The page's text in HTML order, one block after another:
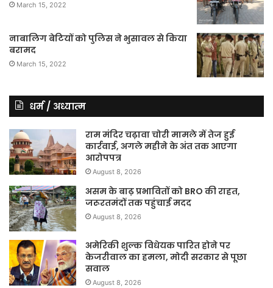
March 15, 2022
नाबालिग बेटियों को पुलिस ने भुसावल से किया
बरामद
March 15, 2022
धर्म / अध्यात्म
राम मंदिर चढ़ावा चोरी मामले में तेज हुई
कार्रवाई, अगले महीने के अंत तक आएगा
आरोपपत्र
August 8, 2026
असम के बाढ़ प्रभावितों को BRO की राहत,
जरूरतमंदों तक पहुंचाई मदद
August 8, 2026
अमेरिकी शुल्क विधेयक पारित होने पर
केजरीवाल का हमला, मोदी सरकार से पूछा
सवाल
August 8, 2026